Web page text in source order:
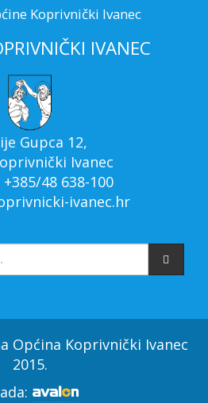
Koprivnički Ivanec
IVANEC
Gupca 12,
Ivanec
48 638-100
ivanec.hr
Općina Koprivnički Ivanec
2015.